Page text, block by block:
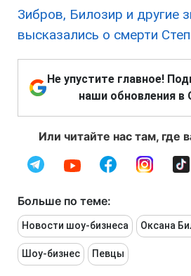
Зибров, Билозир и другие
высказались о смерти
Не упустите главное!
наши обновления в
Или читайте нас там, где
Больше по теме:
Новости шоу-бизнеса Оксана
Шоу-бизнес Певцы